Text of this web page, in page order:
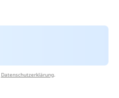
Datenschutzerklärung.